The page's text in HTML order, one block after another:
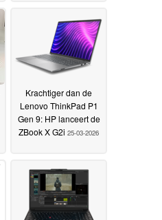
Krachtiger dan de
Lenovo ThinkPad P1
Gen 9: HP lanceert de
ZBook X G2i 25-03-2026